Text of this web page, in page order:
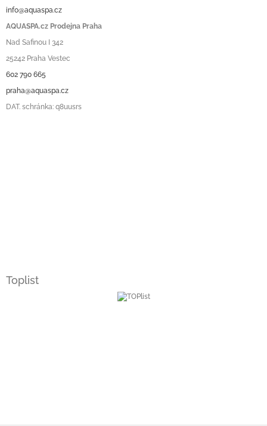
info@aquaspa.cz
AQUASPA.cz Prodejna Praha
Nad Safinou I 342
25242 Praha Vestec
602 790 665
praha@aquaspa.cz
DAT. schránka: q8uusrs
Toplist